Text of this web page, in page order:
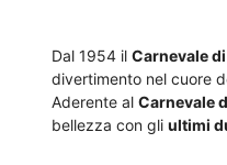
Dal 1954 il Carnevale
divertimento nel cuore
Aderente al Carnevale
bellezza con gli ultimi